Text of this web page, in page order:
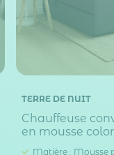
TERRE DE NUIT
Chauffeuse
en mousse
Matière : Mousse